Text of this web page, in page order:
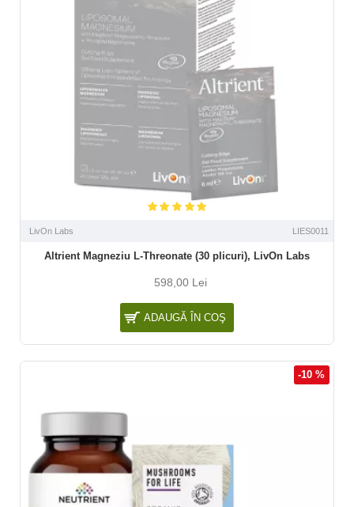
LivOn Labs LIES0011
Altrient Magneziu L-Threonate (30 plicuri), LivOn Labs
598,00 Lei
ADAUGĂ ÎN COŞ
-10 %